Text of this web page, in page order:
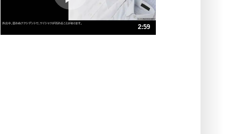
ポジティブ思考になる30の方法
3
ストレス対策
2:59